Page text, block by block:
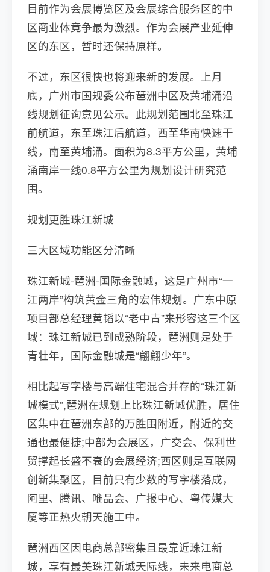
目前作为会展博览区及会展综合服务区的中
区商业体竞争最为激烈。作为会展产业延伸
区的东区，暂时还保持原样。
不过，东区很快也将迎来新的发展。上月
底，广州市国规委公布琶洲中区及黄埔涌沿
线规划征询意见公示。此规划范围北至珠江
前航道，东至珠江后航道，西至华南快速干
线，南至黄埔涌。面积为8.3平方公里，黄埔
涌南岸一线0.8平方公里为规划设计研究范
围。
规划更胜珠江新城
三大区域功能区分清晰
珠江新城-琶洲-国际金融城，这是广州市“一
江两岸”构筑黄金三角的宏伟规划。广东中原
项目部总经理黄韬以“老中青”来形容这三个区
域：珠江新城已到成熟阶段，琶洲则是处于
青壮年，国际金融城是“翩翩少年”。
相比起写字楼与高端住宅混合并存的“珠江新
城模式”,琶洲在规划上比珠江新城优胜，居住
区集中在琶洲东部的万胜围附近，附近的交
通也最便捷;中部为会展区，广交会、保利世
贸撑起长盛不衰的会展经济;西区则是互联网
创新集聚区，目前只有少数的写字楼落成，
阿里、腾讯、唯品会、广报中心、粤传媒大
厦等正热火朝天施工中。
琶洲西区因电商总部密集且最靠近珠江新
城，享有最美珠江新城天际线，未来电商总